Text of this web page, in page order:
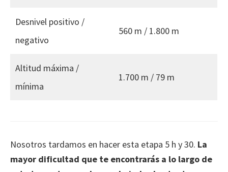
Desnivel positivo /
negativo
560 m / 1.800 m
Altitud máxima /
mínima
1.700 m / 79 m
Nosotros tardamos en hacer esta etapa 5 h y 30. La
mayor dificultad que te encontrarás a lo largo de